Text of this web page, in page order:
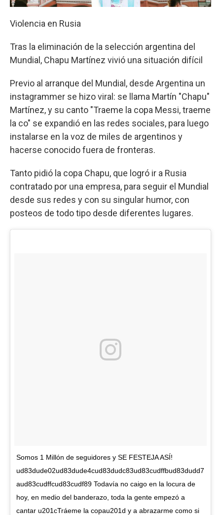
Violencia en Rusia
Tras la eliminación de la selección argentina del
Mundial, Chapu Martínez vivió una situación difícil
Previo al arranque del Mundial, desde Argentina un
instagrammer se hizo viral: se llama Martín "Chapu"
Martínez, y su canto "Traeme la copa Messi, traeme
la co" se expandió en las redes sociales, para luego
instalarse en la voz de miles de argentinos y
hacerse conocido fuera de fronteras.
Tanto pidió la copa Chapu, que logró ir a Rusia
contratado por una empresa, para seguir el Mundial
desde sus redes y con su singular humor, con
posteos de todo tipo desde diferentes lugares.
Somos 1 Millón de seguidores y SE FESTEJA ASÍ!
ud83dude02ud83dude4cud83dudc83ud83cudffbud83dudd7
aud83cudffcud83cudf89 Todavía no caigo en la locura de
hoy, en medio del banderazo, toda la gente empezó a
cantar u201cTráeme la copau201d y a abrazarme como si